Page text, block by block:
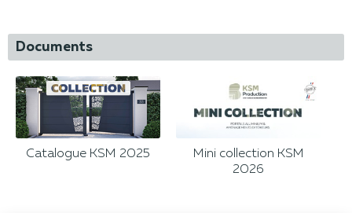
Documents
Catalogue KSM 2025
Mini collection KSM
2026